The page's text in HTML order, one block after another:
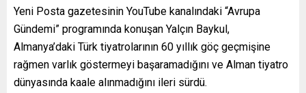
Yeni Posta gazetesinin YouTube kanalındaki “Avrupa
Gündemi” programında konuşan Yalçın Baykul,
Almanya’daki Türk tiyatrolarının 60 yıllık göç geçmişine
rağmen varlık göstermeyi başaramadığını ve Alman tiyatro
dünyasında kaale alınmadığını ileri sürdü.